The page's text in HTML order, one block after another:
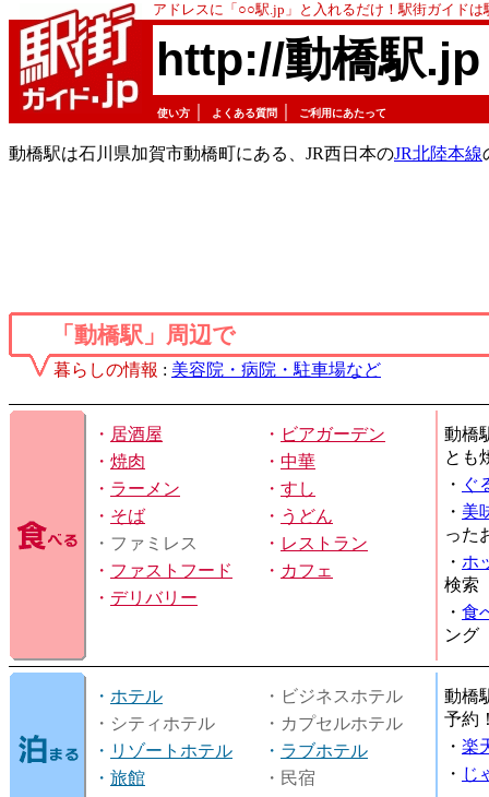
アドレスに「○○駅.jp」と入れるだけ！駅街ガイド
http://動橋駅.jp
使い方 よくある質問 ご利用にあたって
動橋駅は石川県加賀市動橋町にある、JR西日本のJR北陸本線
「動橋駅」周辺で
暮らしの情報 : 美容院・病院・駐車場など
・ 居酒屋 ・ ビアガーデン
・ 焼肉 ・ 中華
・ ラーメン ・ すし
・ そば ・ うどん
・ファミレス
・ レストラン
・ ファストフード ・ カフェ
・ デリバリー
動橋
とも
・ ぐ
・ 美
った
・ ホ
検索
・ 食
ング
・ ホテル
・ビジネスホテル
・シティホテル
・カプセルホテル
・ リゾートホテル ・ ラブホテル
・ 旅館 ・民宿
動橋
予約
・ 楽
・ じ